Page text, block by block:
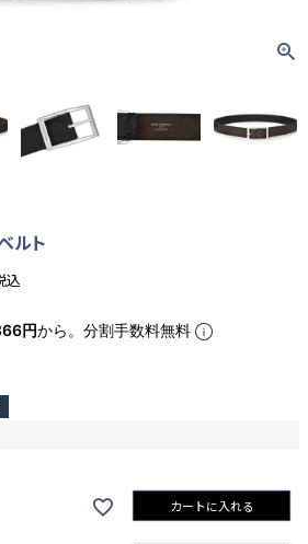
ルト
込
円から。分割手数料無料
カートに入れる